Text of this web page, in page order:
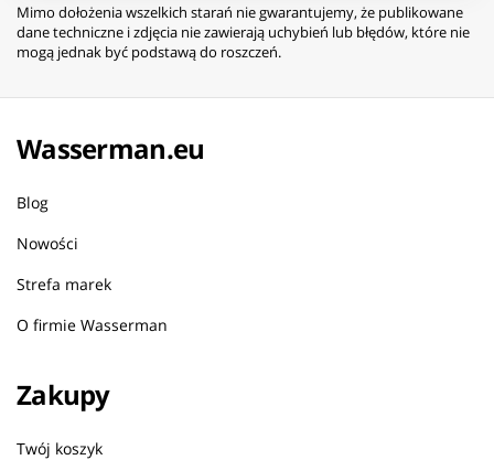
Mimo dołożenia wszelkich starań nie gwarantujemy, że publikowane
dane techniczne i zdjęcia nie zawierają uchybień lub błędów, które nie
mogą jednak być podstawą do roszczeń.
Wasserman.eu
Blog
Nowości
Strefa marek
O firmie Wasserman
Zakupy
Twój koszyk